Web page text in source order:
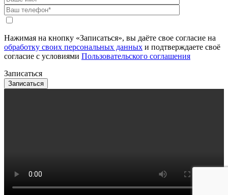
Нажимая на кнопку «Записаться», вы даёте свое согласие на
обработку своих персональных данных и подтверждаете своё
согласие с условиями Пользовательского соглашения
Записаться